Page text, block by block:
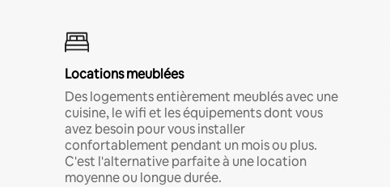
Locations meublées
Des logements entièrement meublés avec une
cuisine, le wifi et les équipements dont vous
avez besoin pour vous installer
confortablement pendant un mois ou plus.
C'est l'alternative parfaite à une location
moyenne ou longue durée.